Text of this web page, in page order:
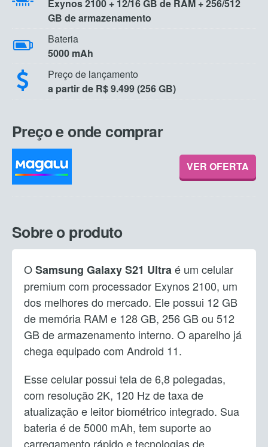
Exynos 2100 + 12/16 GB de RAM + 256/512
GB de armazenamento
Bateria
5000 mAh
Preço de lançamento
a partir de R$ 9.499 (256 GB)
Preço e onde comprar
VER OFERTA
Sobre o produto
OSamsung Galaxy S21 Ultraé um celular
premium com processador Exynos 2100, um
dos melhores do mercado. Ele possui 12 GB
de memória RAM e 128 GB, 256 GB ou 512
GB de armazenamento interno. O aparelho já
chega equipado com Android 11.
Esse celular possui tela de 6,8 polegadas,
com resolução 2K, 120 Hz de taxa de
atualização e leitor biométrico integrado. Sua
bateria é de 5000 mAh, tem suporte ao
carregamento rápido e tecnologias de